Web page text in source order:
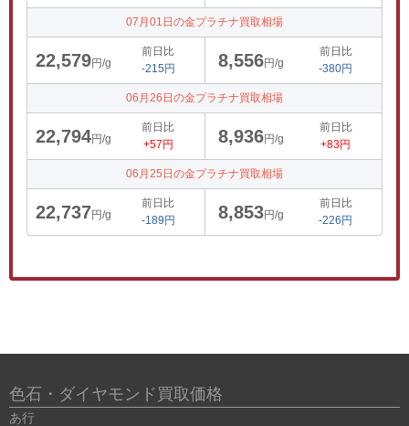
07月01日の金プラチナ買取相場
22,579円/g
前日比
-215円
8,556円/g
前日比
-380円
06月26日の金プラチナ買取相場
22,794円/g
前日比
+57円
8,936円/g
前日比
+83円
06月25日の金プラチナ買取相場
22,737円/g
前日比
-189円
8,853円/g
前日比
-226円
色石・ダイヤモンド買取価格
あ行